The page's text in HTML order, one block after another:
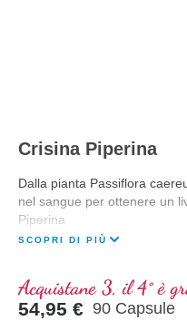
Crisina Piperina
Dalla pianta Passiflora
nel sangue per ottenere un
Piperina
SCOPRI DI PIÙ
Acquistane 3, il 4° è
54,95 € 90 Capsule